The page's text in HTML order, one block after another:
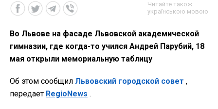
Читайте також
українською мовою
Во Львове на фасаде Львовской академической
гимназии, где когда-то учился Андрей Парубий, 18
мая открыли мемориальную таблицу
Об этом сообщил Львовский городской совет ,
передает RegioNews .